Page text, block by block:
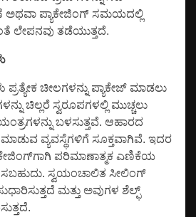
ಅಥವಾ ಪ್ಯಾಕೇಜಿಂಗ್ ಸಮಯದಲ್ಲಿ
ಲೇಪನವು ತಡೆಯುತ್ತದೆ.
ಚೀಲಗಳನ್ನು ಪ್ಯಾಕೇಜ್ ಮಾಡಲು
ಚಿಲ್ಲರೆ ಸ್ವರೂಪಗಳಲ್ಲಿ ಮುಚ್ಚಲು
ಬಳಸುತ್ತವೆ. ಆಹಾರದ
ವ್ಯವಸ್ಥೆಗಳಿಗೆ ಸೂಕ್ತವಾಗಿವೆ. ಇದರ
ಪರಿಮಾಣಾತ್ಮಕ ಎಣಿಕೆಯ
ಸ್ವಯಂಚಾಲಿತ ಸೀಲಿಂಗ್
ಮತ್ತು ಅವುಗಳ ಶೆಲ್ಫ್